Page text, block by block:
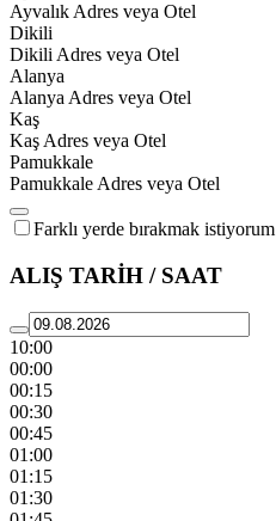
Ayvalık Adres veya Otel
Dikili
Dikili Adres veya Otel
Alanya
Alanya Adres veya Otel
Kaş
Kaş Adres veya Otel
Pamukkale
Pamukkale Adres veya Otel
Farklı yerde bırakmak istiyorum
ALIŞ TARİH / SAAT
10:00
00:00
00:15
00:30
00:45
01:00
01:15
01:30